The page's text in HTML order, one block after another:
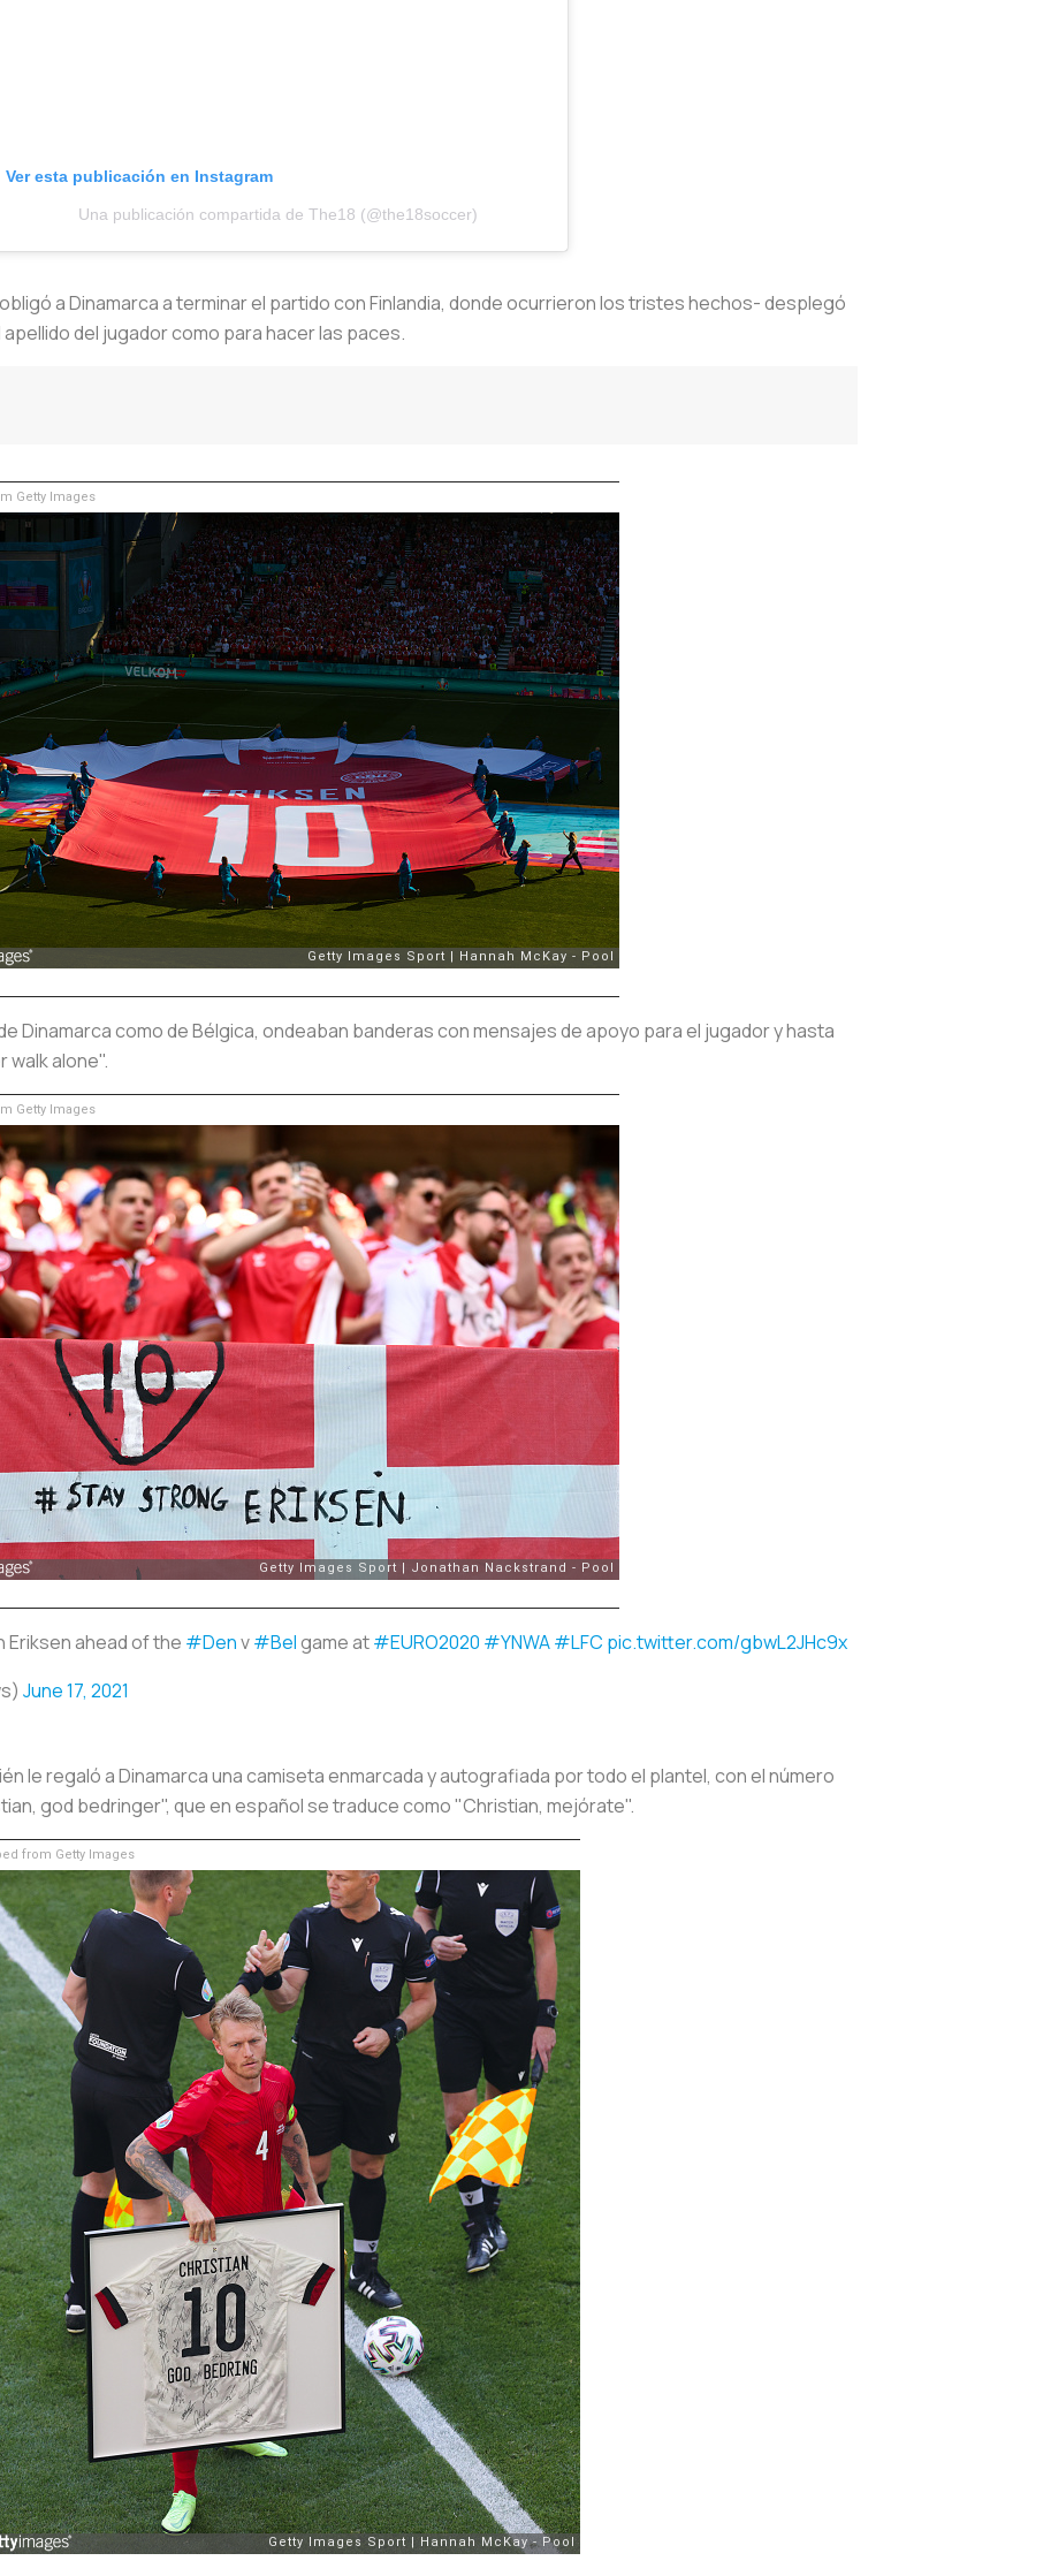
Ver esta publicación en Instagram
Una publicación compartida de The18 (@the18soccer)
a Dinamarca a terminar el partido con Finlandia, donde ocurrieron los tristes hechos- desplegó
del jugador como para hacer las paces.
Getty Images
Dinamarca como de Bélgica, ondeaban banderas con mensajes de apoyo para el jugador y hasta
walk alone".
Getty Images
Eriksen ahead of the #Denv#Belgame at#EURO2020 #YNWA#LFC pic.twitter.com/gbwL2JHc9x
June 17, 2021
le regaló a Dinamarca una camiseta enmarcada y autografiada por todo el plantel, con el número
god bedringer", que en español se traduce como "Christian, mejórate".
from Getty Images